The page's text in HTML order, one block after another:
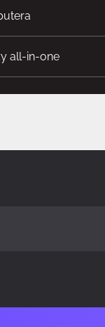
all-in-one